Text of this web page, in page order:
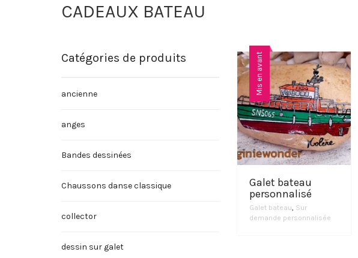
CADEAUX BATEAU
Mis en avant
Galet bateau
personnalisé
Galet bateau, Sur
demande personnalisée
Catégories de produits
ancienne
anges
Bandes dessinées
Chaussons danse classique
collector
dessin sur galet